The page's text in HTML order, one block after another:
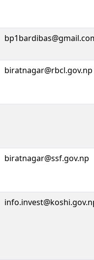
biratnagar@rbcl.gov.np
biratnagar@ssf.gov.np